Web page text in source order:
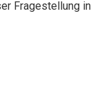
Fragestellung in